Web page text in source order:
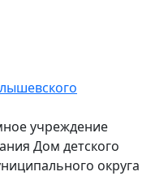
учреждение
Дом детского
округа